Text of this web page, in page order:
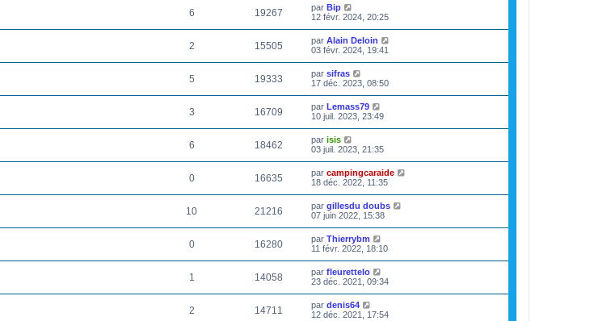
6 19267 par Bip
12 févr. 2024, 20:25
2 15505 par Alain Deloin
03 févr. 2024, 19:41
5 19333 par sifras
17 déc. 2023, 08:50
3 16709 par Lemass79
10 juil. 2023, 23:49
6 18462 par isis
03 juil. 2023, 21:35
0 16635 par campingcaraide
18 déc. 2022, 11:35
10 21216 par gillesdu doubs
07 juin 2022, 15:38
0 16280 par Thierrybm
11 févr. 2022, 18:10
1 14058 par fleurettelo
23 déc. 2021, 09:34
2 14711 par denis64
12 déc. 2021, 17:54